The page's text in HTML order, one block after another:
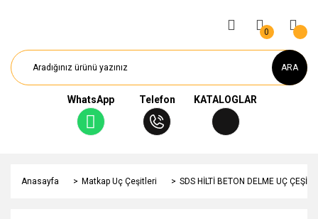
ARA
WhatsApp Telefon KATALOGLAR
0
Anasayfa Matkap Uç Çeşitleri SDS HİLTİ BETON DELME UÇ